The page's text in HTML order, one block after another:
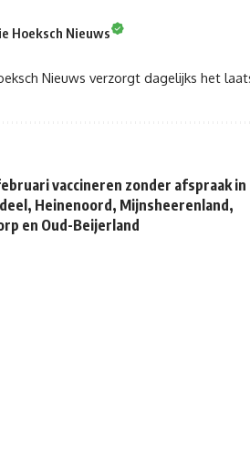
Hoeksch Nieuws
Nieuws verzorgt dagelijks het
vaccineren zonder afspraak in
Heinenoord, Mijnsheerenland,
en Oud-Beijerland